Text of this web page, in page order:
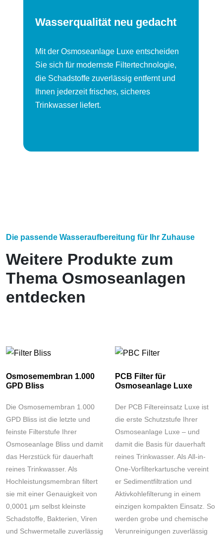
Wasserqualität neu gedacht
Mit der Osmoseanlage Luxe entscheiden
Sie sich für modernste Filtertechnologie,
die Schadstoffe zuverlässig entfernt und
Ihnen jederzeit frisches, sicheres
Trinkwasser liefert.
Die passende Wasseraufbereitung für Ihr Zuhause
Weitere Produkte zum
Thema Osmoseanlagen
entdecken
Osmosemembran 1.000
GPD Bliss
Die Osmosemembran 1.000
GPD Bliss ist die letzte und
feinste Filterstufe Ihrer
Osmoseanlage Bliss und damit
das Herzstück für dauerhaft
reines Trinkwasser. Als
Hochleistungsmembran filtert
sie mit einer Genauigkeit von
0,0001 µm selbst kleinste
Schadstoffe, Bakterien, Viren
und Schwermetalle zuverlässig
PCB Filter für
Osmoseanlage Luxe
Der PCB Filtereinsatz Luxe ist
die erste Schutzstufe Ihrer
Osmoseanlage Luxe – und
damit die Basis für dauerhaft
reines Trinkwasser. Als All-in-
One-Vorfilterkartusche vereint
er Sedimentfiltration und
Aktivkohlefilterung in einem
einzigen kompakten Einsatz. So
werden grobe und chemische
Verunreinigungen zuverlässig